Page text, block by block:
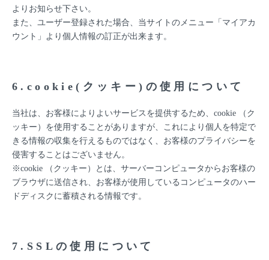
よりお知らせ下さい。
また、ユーザー登録された場合、当サイトのメニュー「マイアカ
ウント」より個人情報の訂正が出来ます。
6.cookie(クッキー)の使用について
当社は、お客様によりよいサービスを提供するため、cookie （ク
ッキー）を使用することがありますが、これにより個人を特定で
きる情報の収集を行えるものではなく、お客様のプライバシーを
侵害することはございません。
※cookie （クッキー）とは、サーバーコンピュータからお客様の
ブラウザに送信され、お客様が使用しているコンピュータのハー
ドディスクに蓄積される情報です。
7.SSLの使用について